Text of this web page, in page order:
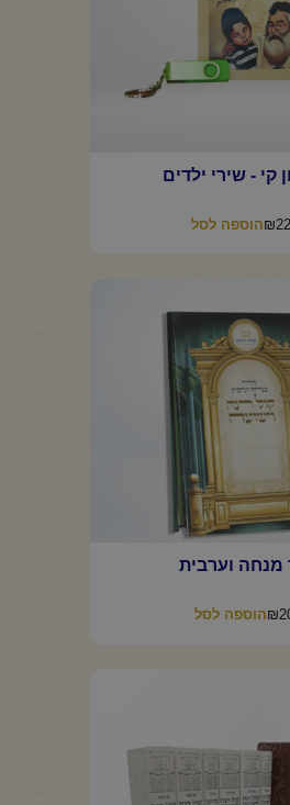
קי - שירי ילדים
₪הוספה לסל
מנחה וערבית
₪הוספה לסל